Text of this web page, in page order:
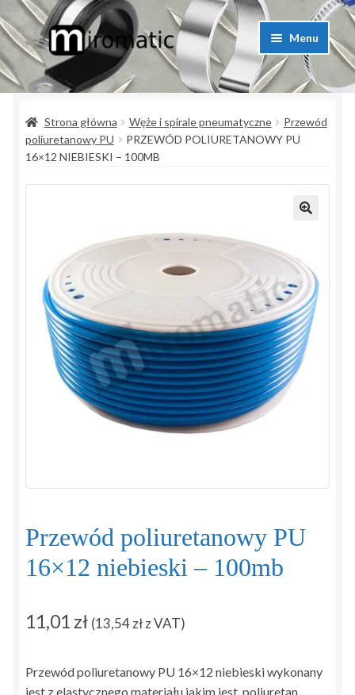
Przejdź
do
nawigacji
Przejdź
do
treści
Menu
Strona główna
Blog przemysłowy
Kontakt
Lista produktów
Moje konto
Polityka prywatności
Regulamin
Sposoby płatności i dostawy
Zwroty i reklamacje
Strona główna Węże i spirale pneumatyczne
Przewód
poliuretanowy PU
PRZEWÓD POLIURETANOWY PU
16×12 NIEBIESKI – 100MB
Przewód poliuretanowy PU
16×12 niebieski – 100mb
11,01zł (13,54złz VAT)
Przewód poliuretanowy PU 16×12 niebieski wykonany
jest z elastycznego materiału jakim jest poliuretan,